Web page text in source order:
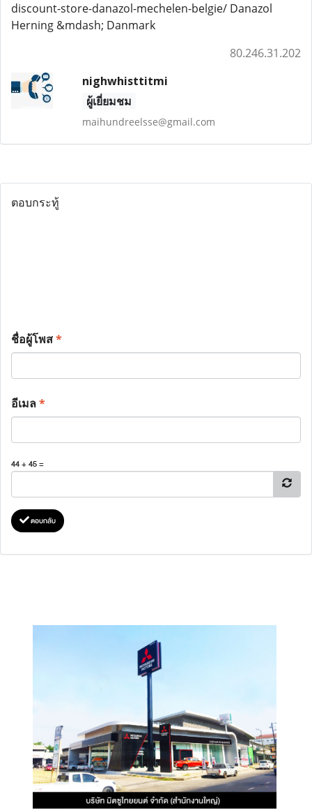
discount-store-danazol-mechelen-belgie/ Danazol
Herning &mdash; Danmark
80.246.31.202
nighwhisttitmi
ผู้เยี่ยมชม
maihundreelsse@gmail.com
ตอบกระทู้
ชื่อผู้โพส*
อีเมล*
44 + 45 =
ตอบกลับ